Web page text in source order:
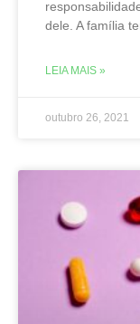
dele. A família
LEIA MAIS »
outubro 26, 2021